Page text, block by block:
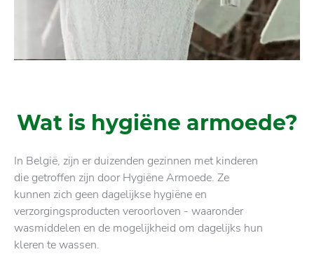
Wat is hygiëne armoede?
In België, zijn er duizenden gezinnen met kinderen
die getroffen zijn door Hygiëne Armoede. Ze
kunnen zich geen dagelijkse hygiëne en
verzorgingsproducten veroorloven - waaronder
wasmiddelen en de mogelijkheid om dagelijks hun
kleren te wassen.